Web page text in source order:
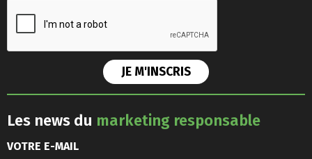
Les news du marketing responsable